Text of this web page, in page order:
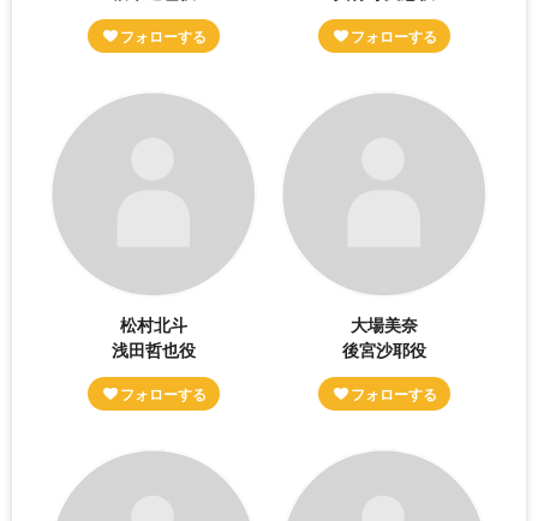
松村北斗
浅田哲也役
大場美奈
後宮沙耶役